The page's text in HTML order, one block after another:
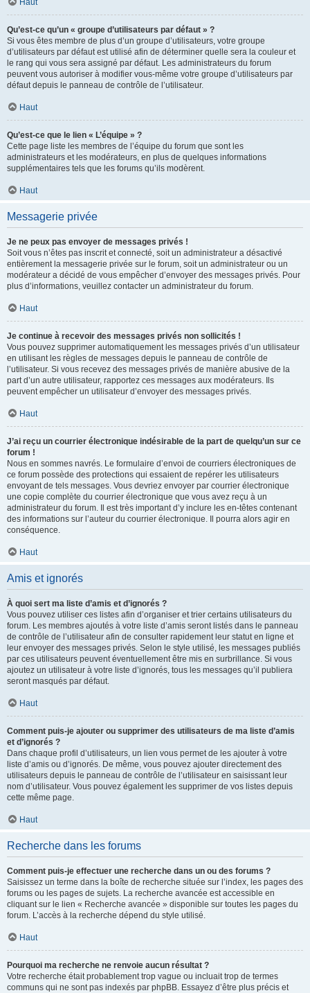
Haut
Qu’est-ce qu’un « groupe d’utilisateurs par défaut » ?
Si vous êtes membre de plus d’un groupe d’utilisateurs, votre groupe
d’utilisateurs par défaut est utilisé afin de déterminer quelle sera la couleur et
le rang qui vous sera assigné par défaut. Les administrateurs du forum
peuvent vous autoriser à modifier vous-même votre groupe d’utilisateurs par
défaut depuis le panneau de contrôle de l’utilisateur.
Haut
Qu’est-ce que le lien « L’équipe » ?
Cette page liste les membres de l’équipe du forum que sont les
administrateurs et les modérateurs, en plus de quelques informations
supplémentaires tels que les forums qu’ils modèrent.
Haut
Messagerie privée
Je ne peux pas envoyer de messages privés !
Soit vous n’êtes pas inscrit et connecté, soit un administrateur a désactivé
entièrement la messagerie privée sur le forum, soit un administrateur ou un
modérateur a décidé de vous empêcher d’envoyer des messages privés. Pour
plus d’informations, veuillez contacter un administrateur du forum.
Haut
Je continue à recevoir des messages privés non sollicités !
Vous pouvez supprimer automatiquement les messages privés d’un utilisateur
en utilisant les règles de messages depuis le panneau de contrôle de
l’utilisateur. Si vous recevez des messages privés de manière abusive de la
part d’un autre utilisateur, rapportez ces messages aux modérateurs. Ils
peuvent empêcher un utilisateur d’envoyer des messages privés.
Haut
J’ai reçu un courrier électronique indésirable de la part de quelqu’un sur ce
forum !
Nous en sommes navrés. Le formulaire d’envoi de courriers électroniques de
ce forum possède des protections qui essaient de repérer les utilisateurs
envoyant de tels messages. Vous devriez envoyer par courrier électronique
une copie complète du courrier électronique que vous avez reçu à un
administrateur du forum. Il est très important d’y inclure les en-têtes contenant
des informations sur l’auteur du courrier électronique. Il pourra alors agir en
conséquence.
Haut
Amis et ignorés
À quoi sert ma liste d’amis et d’ignorés ?
Vous pouvez utiliser ces listes afin d’organiser et trier certains utilisateurs du
forum. Les membres ajoutés à votre liste d’amis seront listés dans le panneau
de contrôle de l’utilisateur afin de consulter rapidement leur statut en ligne et
leur envoyer des messages privés. Selon le style utilisé, les messages publiés
par ces utilisateurs peuvent éventuellement être mis en surbrillance. Si vous
ajoutez un utilisateur à votre liste d’ignorés, tous les messages qu’il publiera
seront masqués par défaut.
Haut
Comment puis-je ajouter ou supprimer des utilisateurs de ma liste d’amis
et d’ignorés ?
Dans chaque profil d’utilisateurs, un lien vous permet de les ajouter à votre
liste d’amis ou d’ignorés. De même, vous pouvez ajouter directement des
utilisateurs depuis le panneau de contrôle de l’utilisateur en saisissant leur
nom d’utilisateur. Vous pouvez également les supprimer de vos listes depuis
cette même page.
Haut
Recherche dans les forums
Comment puis-je effectuer une recherche dans un ou des forums ?
Saisissez un terme dans la boîte de recherche située sur l’index, les pages des
forums ou les pages de sujets. La recherche avancée est accessible en
cliquant sur le lien « Recherche avancée » disponible sur toutes les pages du
forum. L’accès à la recherche dépend du style utilisé.
Haut
Pourquoi ma recherche ne renvoie aucun résultat ?
Votre recherche était probablement trop vague ou incluait trop de termes
communs qui ne sont pas indexés par phpBB. Essayez d’être plus précis et